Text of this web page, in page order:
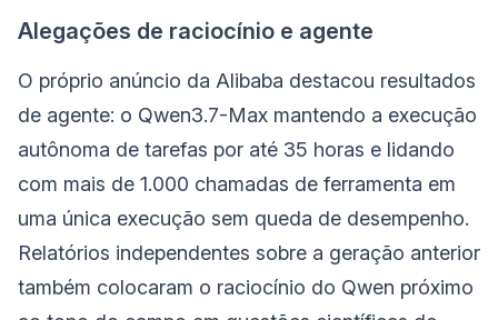
Alegações de raciocínio e agente
O próprio anúncio da Alibaba destacou resultados
de agente: o Qwen3.7-Max mantendo a execução
autônoma de tarefas por até 35 horas e lidando
com mais de 1.000 chamadas de ferramenta em
uma única execução sem queda de desempenho.
Relatórios independentes sobre a geração anterior
também colocaram o raciocínio do Qwen próximo